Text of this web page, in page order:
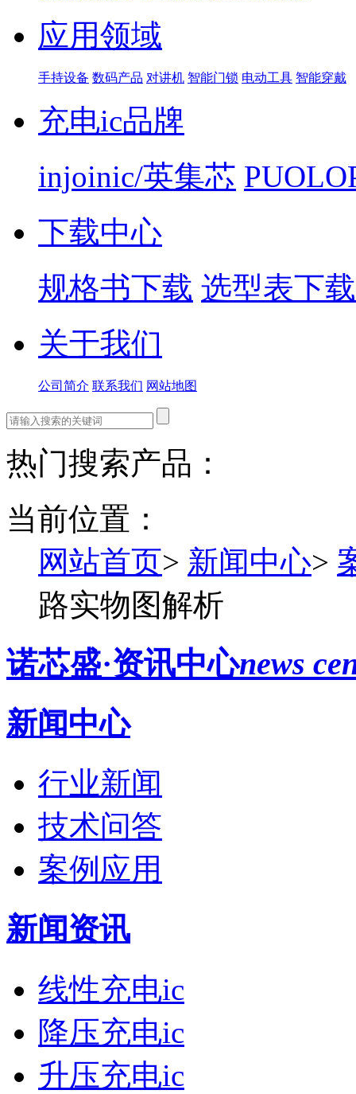
应用领域
手持设备 数码产品 对讲机 智能门锁 电动工具 智能穿戴
充电ic品牌
injoinic/英集芯
下载中心
规格书下载 选型表下载
关于我们
公司简介 联系我们 网站地图
热门搜索产品：
当前位置：
网站首页> 新闻中心>
路实物图解析
诺芯盛·资讯中心news
新闻中心
行业新闻
技术问答
案例应用
新闻资讯
线性充电ic
降压充电ic
升压充电ic